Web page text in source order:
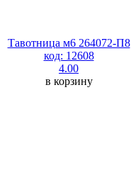
Тавотница м6 264072-П8
код: 12608
4.00
в корзину